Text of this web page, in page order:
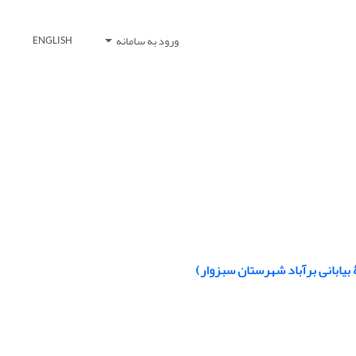
ورود به سامانه ENGLISH
برآباد شهرستان سبزوار)